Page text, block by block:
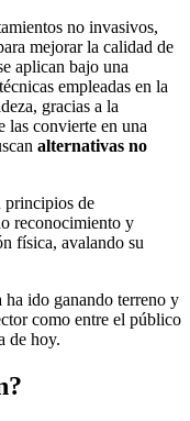
no invasivos,
mejorar la calidad de
aplican bajo una
empleadas en la
gracias a la
las convierte en una
alternativas no
principios de
reconocimiento y
física, avalando su
ha ido ganando terreno y
como entre el público
de hoy.